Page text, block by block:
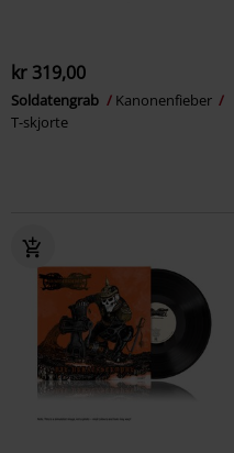
kr 319,00
Soldatengrab
Kanonenfieber
T-skjorte